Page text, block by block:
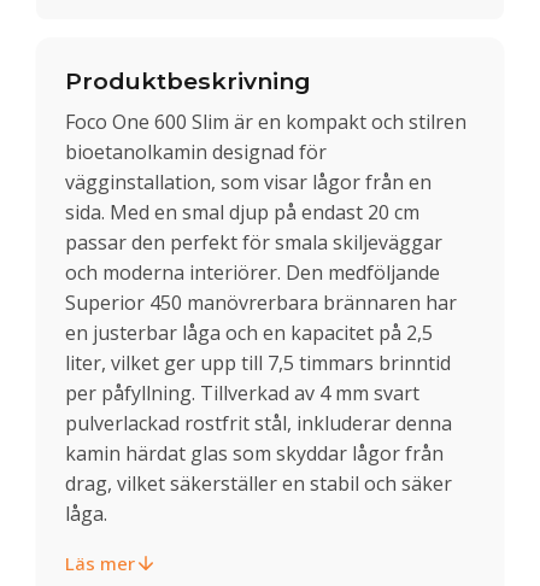
Produktbeskrivning
Foco One 600 Slim är en kompakt och stilren
bioetanolkamin designad för
vägginstallation, som visar lågor från en
sida. Med en smal djup på endast 20 cm
passar den perfekt för smala skiljeväggar
och moderna interiörer. Den medföljande
Superior 450 manövrerbara brännaren har
en justerbar låga och en kapacitet på 2,5
liter, vilket ger upp till 7,5 timmars brinntid
per påfyllning. Tillverkad av 4 mm svart
pulverlackad rostfrit stål, inkluderar denna
kamin härdat glas som skyddar lågor från
drag, vilket säkerställer en stabil och säker
låga.
Läs mer